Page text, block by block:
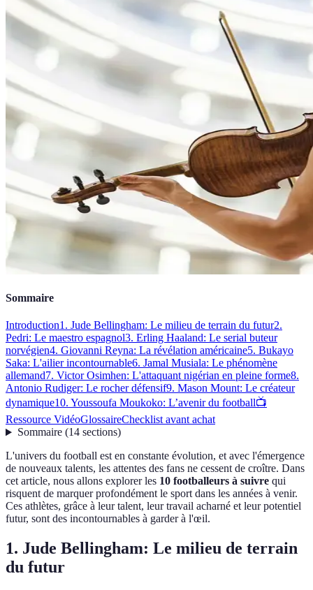
Sommaire
Introduction1. Jude Bellingham: Le milieu de terrain du futur2.
Pedri: Le maestro espagnol3. Erling Haaland: Le serial buteur
norvégien4. Giovanni Reyna: La révélation américaine5. Bukayo
Saka: L'ailier incontournable6. Jamal Musiala: Le phénomène
allemand7. Victor Osimhen: L'attaquant nigérian en pleine forme8.
Antonio Rudiger: Le rocher défensif9. Mason Mount: Le créateur
dynamique10. Youssoufa Moukoko: L’avenir du football📺
Ressource VidéoGlossaireChecklist avant achat
Sommaire(14 sections)
L'univers du football est en constante évolution, et avec l'émergence
de nouveaux talents, les attentes des fans ne cessent de croître. Dans
cet article, nous allons explorer les 10 footballeurs à suivre qui
risquent de marquer profondément le sport dans les années à venir.
Ces athlètes, grâce à leur talent, leur travail acharné et leur potentiel
futur, sont des incontournables à garder à l'œil.
1. Jude Bellingham: Le milieu de terrain
du futur